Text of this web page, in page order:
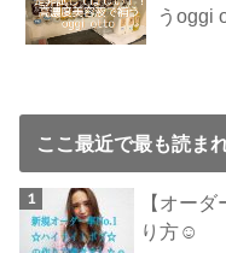
うoggi
ここ最近で最も読ま
【オー
り方☺︎